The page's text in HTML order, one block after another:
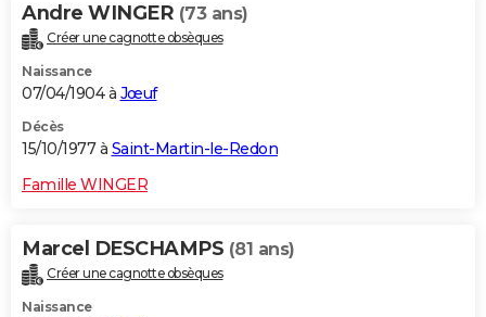
Andre WINGER (73 ans)
Créer une cagnotte obsèques
Naissance
07/04/1904 à Jœuf
Décès
15/10/1977 à Saint-Martin-le-Redon
Famille WINGER
Marcel DESCHAMPS (81 ans)
Créer une cagnotte obsèques
Naissance